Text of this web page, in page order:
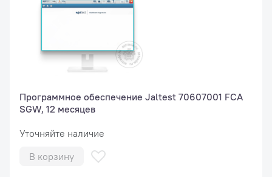
Программное обеспечение Jaltest 70607001 FCA
SGW, 12 месяцев
Уточняйте наличие
В корзину